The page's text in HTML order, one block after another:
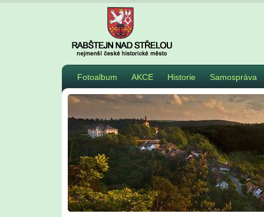
Fotoalbum AKCE Historie Samospráva